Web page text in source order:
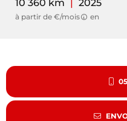
10 360 km | 2025
à partir de €/mois en